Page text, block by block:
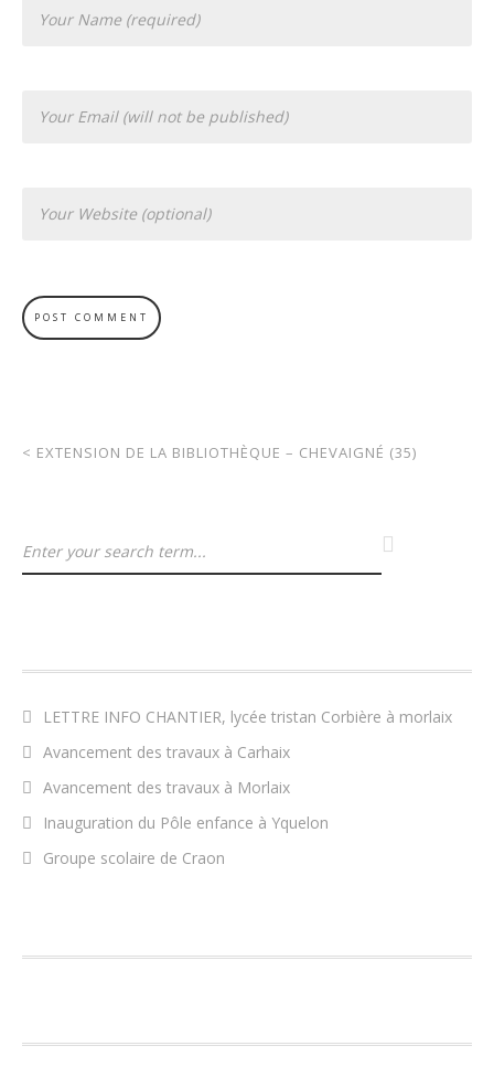
< EXTENSION DE LA BIBLIOTHÈQUE – CHEVAIGNÉ (35)
LETTRE INFO CHANTIER, lycée tristan Corbière à morlaix
Avancement des travaux à Carhaix
Avancement des travaux à Morlaix
Inauguration du Pôle enfance à Yquelon
Groupe scolaire de Craon